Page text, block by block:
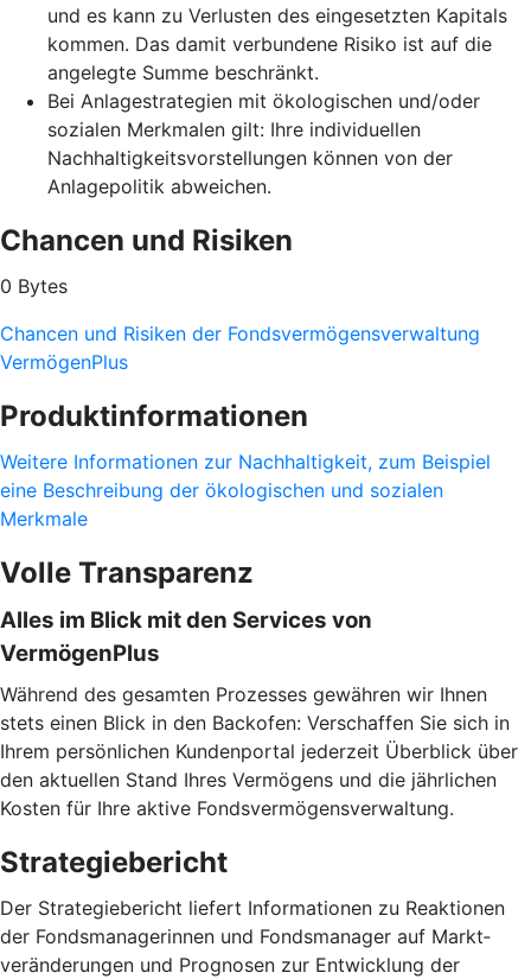
und es kann zu Verlusten des eingesetzten Kapitals
kommen. Das damit verbundene Risiko ist auf die
angelegte Summe beschränkt.
Bei Anlagestrategien mit ökologischen und/oder
sozialen Merkmalen gilt: Ihre individuellen
Nachhaltigkeitsvorstellungen können von der
Anlagepolitik abweichen.
Chancen und Risiken
0 Bytes
Chancen und Risiken der Fondsvermögensverwaltung
VermögenPlus
Produktinformationen
Weitere Informationen zur Nachhaltigkeit, zum Beispiel
eine Beschreibung der ökologischen und sozialen
Merkmale
Volle Transparenz
Alles im Blick mit den Services von
VermögenPlus
Während des gesamten Prozesses gewähren wir Ihnen
stets einen Blick in den Backofen: Verschaffen Sie sich in
Ihrem persönlichen Kundenportal jederzeit Überblick über
den aktuellen Stand Ihres Vermögens und die jährlichen
Kosten für Ihre aktive Fondsvermögensverwaltung.
Strategiebericht
Der Strategiebericht liefert Informationen zu Reaktionen
der Fondsmanagerinnen und Fondsmanager auf Markt­
veränderungen und Prognosen zur Entwicklung der